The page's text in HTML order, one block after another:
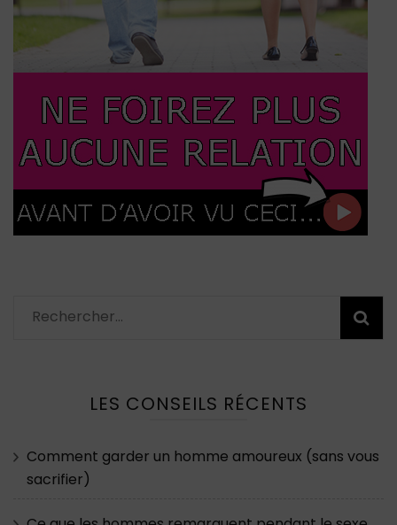
Rechercher :
LES CONSEILS RÉCENTS
Comment garder un homme amoureux (sans vous
sacrifier)